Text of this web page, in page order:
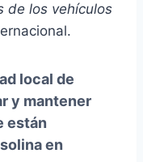
de los vehículos
local de
y mantener
están
en